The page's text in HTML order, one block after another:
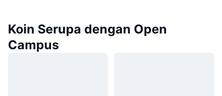
Koin Serupa dengan Open
Campus